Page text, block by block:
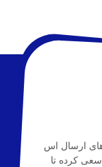
ارسال اس
سعی کرده تا